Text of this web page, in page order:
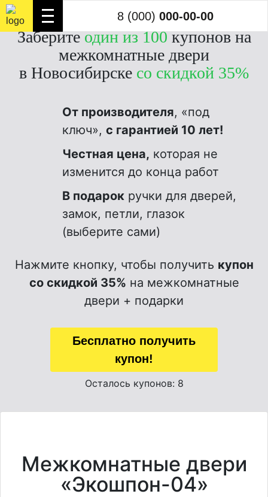
8 (000) 000-00-00
Заберитеодин из 100купонов на
межкомнатные двери
в Новосибирске со скидкой 35%
От производителя, «под
ключ», с гарантией 10 лет!
Честная цена, которая не
изменится до конца работ
В подарок ручки для дверей,
замок, петли, глазок
(выберите сами)
Нажмите кнопку, чтобы получить купон
со скидкой 35% на межкомнатные
двери + подарки
Бесплатно получить
купон!
Осталось купонов: 8
Межкомнатные двери
«Экошпон-04»